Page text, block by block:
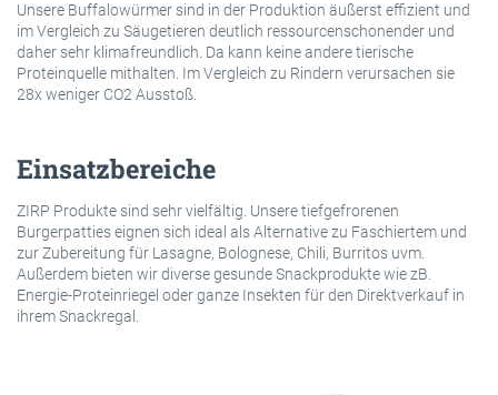
Unsere Buffalowürmer sind in der Produktion äußerst effizient und
im Vergleich zu Säugetieren deutlich ressourcenschonender und
daher sehr klimafreundlich. Da kann keine andere tierische
Proteinquelle mithalten. Im Vergleich zu Rindern verursachen sie
28x weniger CO2 Ausstoß.
Einsatzbereiche
ZIRP Produkte sind sehr vielfältig. Unsere tiefgefrorenen
Burgerpatties eignen sich ideal als Alternative zu Faschiertem und
zur Zubereitung für Lasagne, Bolognese, Chili, Burritos uvm.
Außerdem bieten wir diverse gesunde Snackprodukte wie zB.
Energie-Proteinriegel oder ganze Insekten für den Direktverkauf in
ihrem Snackregal.